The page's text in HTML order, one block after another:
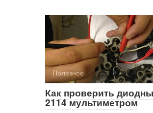
Полезное
Как проверить
2114 мультиметром